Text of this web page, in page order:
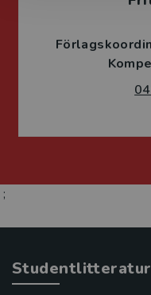
;
Studentlitteratur